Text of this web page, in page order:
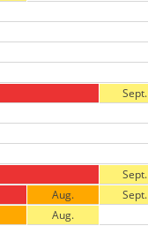
Sept.
Sept.
Aug.
Sept.
Aug.